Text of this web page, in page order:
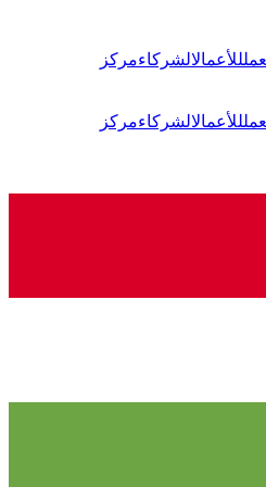
للأعمالالشركاءمركز
للأعمالالشركاءمركز